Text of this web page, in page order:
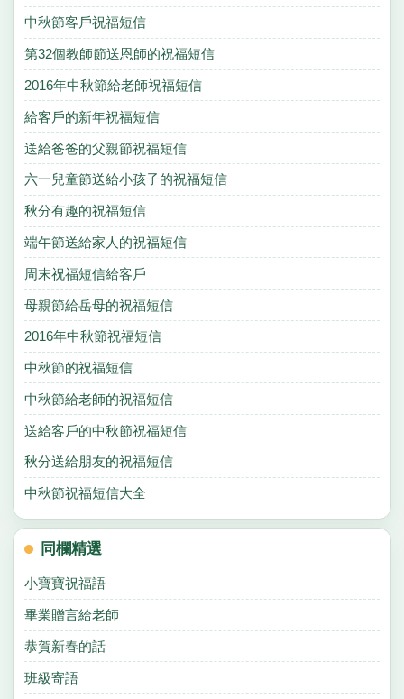
中秋節客戶祝福短信
第32個教師節送恩師的祝福短信
2016年中秋節給老師祝福短信
給客戶的新年祝福短信
送給爸爸的父親節祝福短信
六一兒童節送給小孩子的祝福短信
秋分有趣的祝福短信
端午節送給家人的祝福短信
周末祝福短信給客戶
母親節給岳母的祝福短信
2016年中秋節祝福短信
中秋節的祝福短信
中秋節給老師的祝福短信
送給客戶的中秋節祝福短信
秋分送給朋友的祝福短信
中秋節祝福短信大全
同欄精選
小寶寶祝福語
畢業贈言給老師
恭賀新春的話
班級寄語